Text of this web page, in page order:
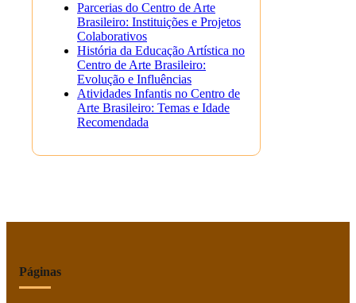
Parcerias do Centro de Arte
Brasileiro: Instituições e Projetos
Colaborativos
História da Educação Artística no
Centro de Arte Brasileiro:
Evolução e Influências
Atividades Infantis no Centro de
Arte Brasileiro: Temas e Idade
Recomendada
Páginas